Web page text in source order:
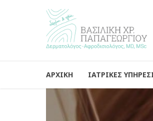
ΑΡΧΙΚΗ ΙΑΤΡΙΚΕΣ